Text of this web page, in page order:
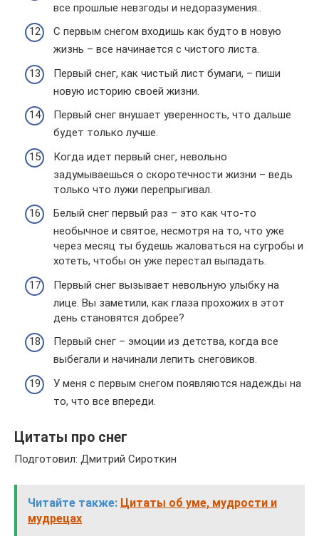
все прошлые невзгоды и недоразумения..
С первым снегом входишь как будто в новую
жизнь – все начинается с чистого листа.
Первый снег, как чистый лист бумаги, – пиши
новую историю своей жизни.
Первый снег внушает уверенность, что дальше
будет только лучше.
Когда идет первый снег, невольно
задумываешься о скоротечности жизни – ведь
только что лужи перепрыгивал.
Белый снег первый раз – это как что-то
необычное и святое, несмотря на то, что уже
через месяц ты будешь жаловаться на сугробы и
хотеть, чтобы он уже перестал выпадать.
Первый снег вызывает невольную улыбку на
лице. Вы заметили, как глаза прохожих в этот
день становятся добрее?
Первый снег – эмоции из детства, когда все
выбегали и начинали лепить снеговиков.
У меня с первым снегом появляются надежды на
то, что все впереди.
Цитаты про снег
Подготовил: Дмитрий Сироткин
Читайте также: Цитаты об уме, мудрости и
мудрецах